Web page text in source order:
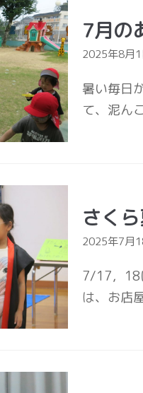
7月の
2025年8月1
暑い毎日
て、泥ん
さく
2025年7月
7/17，18
は、お店